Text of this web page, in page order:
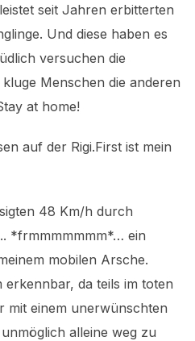
seit Jahren erbitterten
Und diese haben es
versuchen die
Menschen die anderen
at home!
auf der Rigi.First ist mein
48 Km/h durch
*frmmmmmmm*… ein
mobilen Arsche.
erkennbar, da teils im toten
mit einem unerwünschten
alleine weg zu